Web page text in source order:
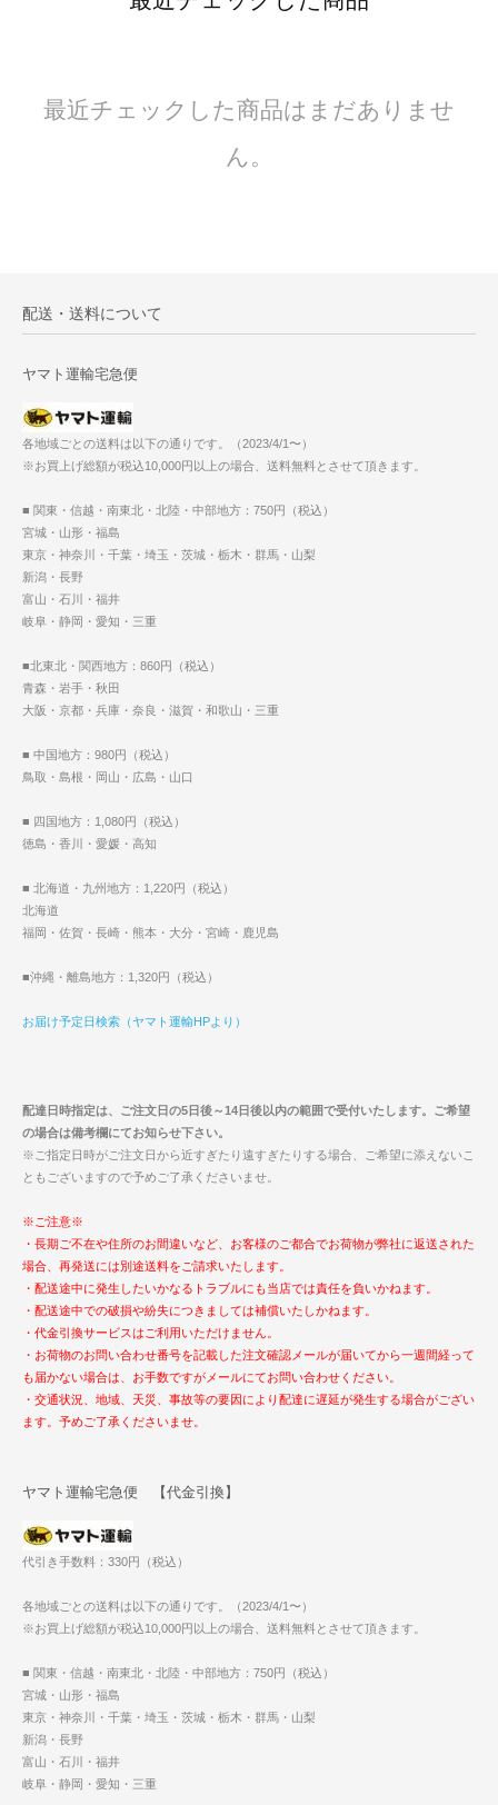
最近チェックした商品はまだありませ
ん。
配送・送料について
ヤマト運輸宅急便
各地域ごとの送料は以下の通りです。（2023/4/1〜）
※お買上げ総額が税込10,000円以上の場合、送料無料とさせて頂きます。
■ 関東・信越・南東北・北陸・中部地方：750円（税込）
宮城・山形・福島
東京・神奈川・千葉・埼玉・茨城・栃木・群馬・山梨
新潟・長野
富山・石川・福井
岐阜・静岡・愛知・三重
■北東北・関西地方：860円（税込）
青森・岩手・秋田
大阪・京都・兵庫・奈良・滋賀・和歌山・三重
■ 中国地方：980円（税込）
鳥取・島根・岡山・広島・山口
■ 四国地方：1,080円（税込）
徳島・香川・愛媛・高知
■ 北海道・九州地方：1,220円（税込）
北海道
福岡・佐賀・長崎・熊本・大分・宮崎・鹿児島
■沖縄・離島地方：1,320円（税込）
お届け予定日検索（ヤマト運輸HPより）
配達日時指定は、ご注文日の5日後～14日後以内の範囲で受付いたします。ご希望
の場合は備考欄にてお知らせ下さい。
※ご指定日時がご注文日から近すぎたり遠すぎたりする場合、ご希望に添えないこ
ともございますので予めご了承くださいませ。
※ご注意※
・長期ご不在や住所のお間違いなど、お客様のご都合でお荷物が弊社に返送された
場合、再発送には別途送料をご請求いたします。
・配送途中に発生したいかなるトラブルにも当店では責任を負いかねます。
・配送途中での破損や紛失につきましては補償いたしかねます。
・代金引換サービスはご利用いただけません。
・お荷物のお問い合わせ番号を記載した注文確認メールが届いてから一週間経って
も届かない場合は、お手数ですがメールにてお問い合わせください。
・交通状況、地域、天災、事故等の要因により配達に遅延が発生する場合がござい
ます。予めご了承くださいませ。
ヤマト運輸宅急便 【代金引換】
代引き手数料：330円（税込）
各地域ごとの送料は以下の通りです。（2023/4/1〜）
※お買上げ総額が税込10,000円以上の場合、送料無料とさせて頂きます。
■ 関東・信越・南東北・北陸・中部地方：750円（税込）
宮城・山形・福島
東京・神奈川・千葉・埼玉・茨城・栃木・群馬・山梨
新潟・長野
富山・石川・福井
岐阜・静岡・愛知・三重